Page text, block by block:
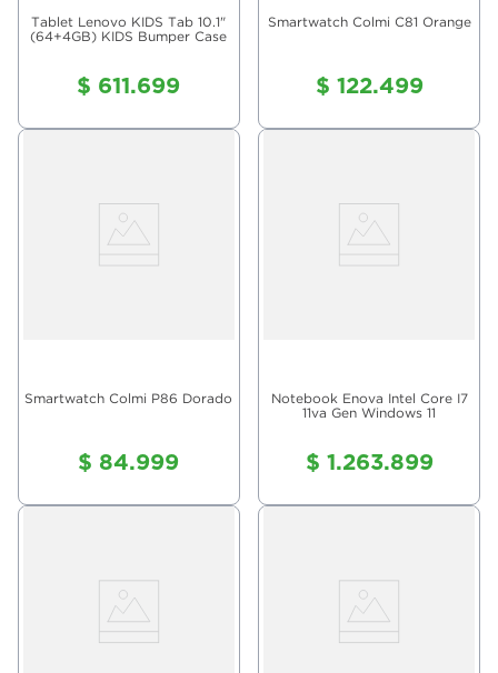
Tablet Lenovo KIDS Tab 10.1"
(64+4GB) KIDS Bumper Case
$ 611.699
Smartwatch Colmi C81 Orange
$ 122.499
Smartwatch Colmi P86 Dorado
$ 84.999
Notebook Enova Intel Core I7
11va Gen Windows 11
$ 1.263.899